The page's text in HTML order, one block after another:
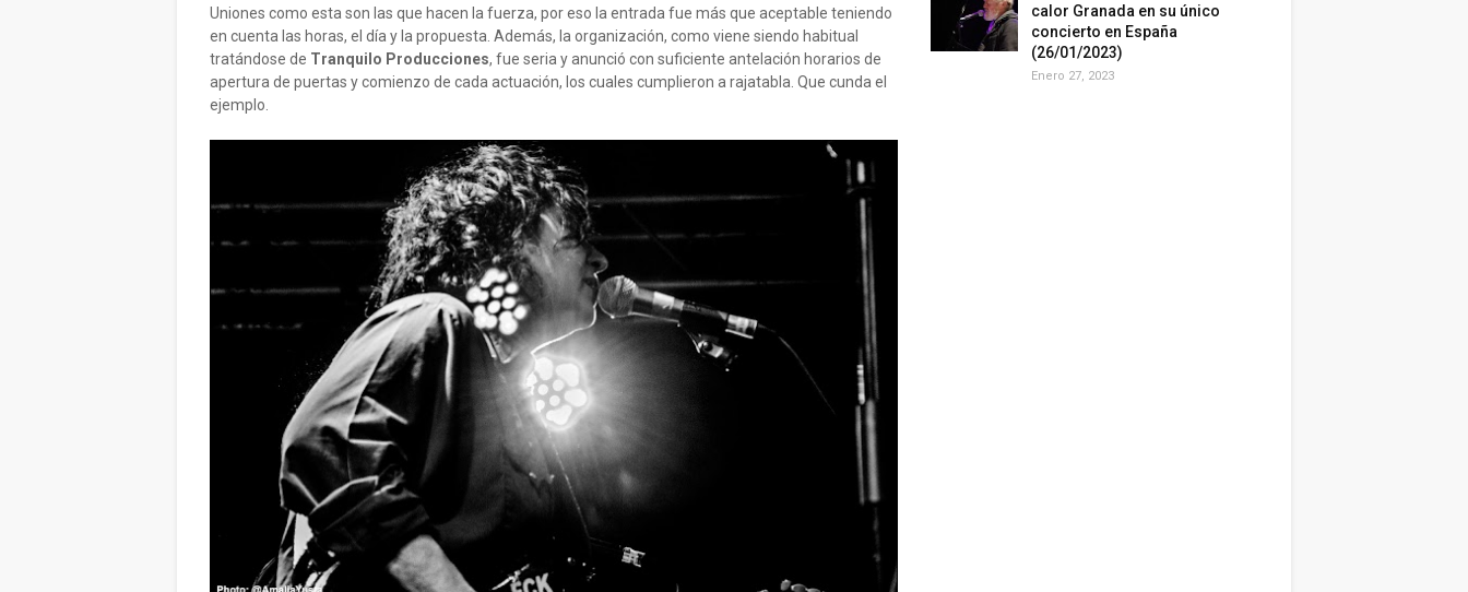
Uniones como esta son las que hacen la fuerza, por eso la entrada fue más que aceptable teniendo
en cuenta las horas, el día y la propuesta. Además, la organización, como viene siendo habitual
tratándose de Tranquilo Producciones, fue seria y anunció con suficiente antelación horarios de
apertura de puertas y comienzo de cada actuación, los cuales cumplieron a rajatabla. Que cunda el
ejemplo.
calor Granada en su único
concierto en España
(26/01/2023)
Enero 27, 2023